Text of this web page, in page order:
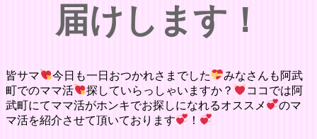
届けします！
皆サマ 今日も一日おつかれさまでした
みなさんも阿武
町でのママ活
探していらっしゃいますか？
ココでは阿
武町にてママ活がホンキでお探しになれるオススメ
のマ
マ活を紹介させて頂いております
！